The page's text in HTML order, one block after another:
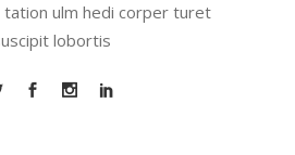
ulm hedi corper turet
lobortis